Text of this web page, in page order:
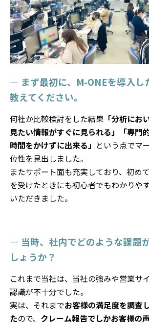
— まず最初に、M-ONEを導入し
教えてください。
何社か比較検討をした結果 「分析にお
見たい情報がすぐに見られる」「専門
時間をかけずに出来る」 という点でマ
位性を見出しました。
またサポート面も充実しており、初め
を受けたときにも初心者でもわかりや
いただきました。
— 当時、社内でどのような課題
しょうか？
これまで当社は、当社の強みや営業サ
認識が不十分でした。
実は、それまでお客様の満足度を調査
たので、 クレーム報告でしかお客様の